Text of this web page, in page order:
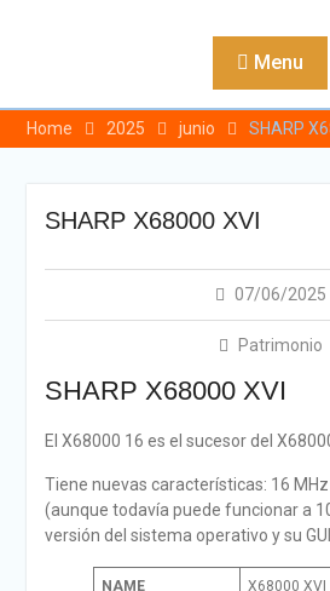
Menu
Home 2025 junio SHARP
SHARP X68000 XVI
07/06/2025
Patrimonio
SHARP X68000 XVI
El X68000 16 es el sucesor del
Tiene nuevas características: 16
(aunque todavía puede funcionar a
versión del sistema operativo y su GUI.
NAME X68000 XVI